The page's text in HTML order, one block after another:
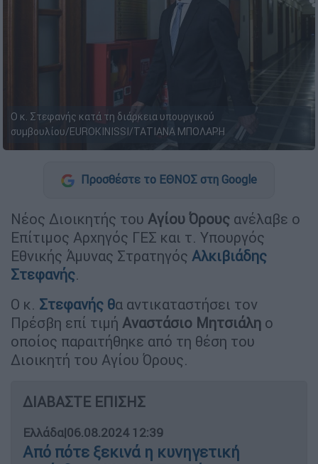
Ο κ. Στεφανής κατά τη διάρκεια υπουργικού
συμβουλίου/EUROKINISSI/ΤΑΤΙΑΝΑ ΜΠΟΛΑΡΗ
Προσθέστε το ΕΘΝΟΣ στη Google
Νέος Διοικητής του Αγίου Όρους ανέλαβε ο
Επίτιμος Αρχηγός ΓΕΣ και τ. Υπουργός
Εθνικής Άμυνας Στρατηγός Αλκιβιάδης
Στεφανής.
Ο κ. Στεφανής θα αντικαταστήσει τον
Πρέσβη επί τιμή Αναστάσιο Μητσιάλη ο
οποίος παραιτήθηκε από τη θέση του
Διοικητή του Αγίου Όρους.
ΔΙΑΒΑΣΤΕ ΕΠΙΣΗΣ
Ελλάδα|06.08.2024 12:39
Aπό πότε ξεκινά η κυνηγετική